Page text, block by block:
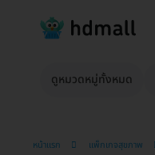
ดูหมวดหมู่ทั้งหมด
หน้าแรก แพ็กเกจสุขภาพ